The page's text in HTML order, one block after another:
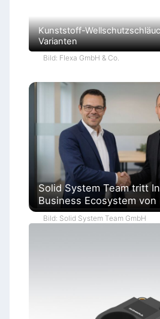
Kunststoff-
Varianten
Bild: Flexa GmbH & Co.
Solid System Team tritt
Business Ecosystem von
Bild: Solid System Team GmbH